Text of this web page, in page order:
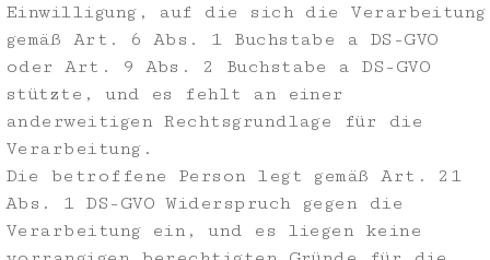
Einwilligung, auf die sich die Verarbeitung
gemäß Art. 6 Abs. 1 Buchstabe a DS-GVO
oder Art. 9 Abs. 2 Buchstabe a DS-GVO
stützte, und es fehlt an einer
anderweitigen Rechtsgrundlage für die
Verarbeitung.
Die betroffene Person legt gemäß Art. 21
Abs. 1 DS-GVO Widerspruch gegen die
Verarbeitung ein, und es liegen keine